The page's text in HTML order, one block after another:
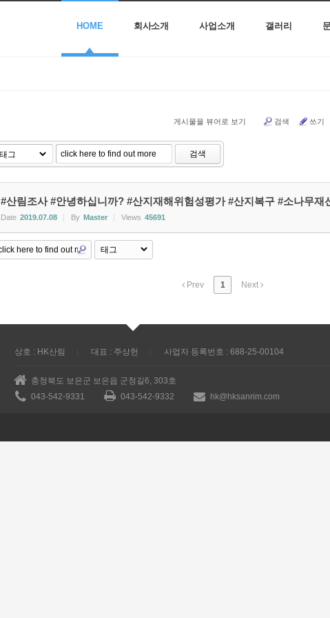
HOME 회사소개 사업소개 갤러리
게시물을 뷰어로 보기 검색 쓰기
검색
#산림조사 #안녕하십니까? #산지재해위험성평가 #산지복구 #소나무재
Date 2019.07.08 By Master Views 45691
Prev 1 Next
상호 : HK산림 대표 : 주상헌 사업자 등록번호 : 688-25-00104
충청북도 보은군 보은읍 군청길6, 303호
043-542-9331
043-542-9332 hk@hksanrim.com